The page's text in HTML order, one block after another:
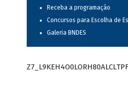
Receba a programação
Concursos para Escolha de
Galeria BNDES